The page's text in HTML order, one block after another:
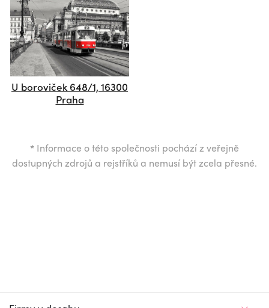
U boroviček 648/1, 16300
Praha
* Informace o této společnosti pochází z veřejně
dostupných zdrojů a rejstříků a nemusí být zcela přesné.